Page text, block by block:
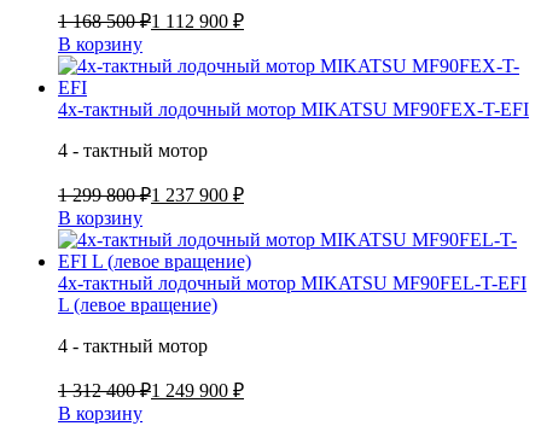
1 168 500 ₽1 112 900 ₽
В корзину
4х-тактный лодочный мотор MIKATSU MF90FEX-T-EFI
4 - тактный мотор
1 299 800 ₽1 237 900 ₽
В корзину
4х-тактный лодочный мотор MIKATSU MF90FEL-T-EFI
L (левое вращение)
4 - тактный мотор
1 312 400 ₽1 249 900 ₽
В корзину